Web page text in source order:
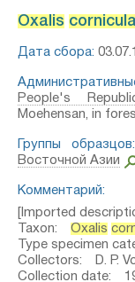
Oxalis
Дата сбора:
People's
Moehensan, in
Группы образцов:
Восточной Азии
Комментарий:
[Imported
Taxon: Oxalis
Type specimen
Collectors: D. P.
Collection date: